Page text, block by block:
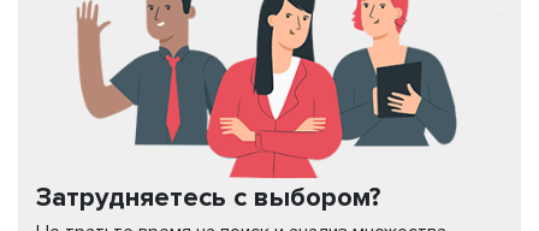
Затрудняетесь с выбором?